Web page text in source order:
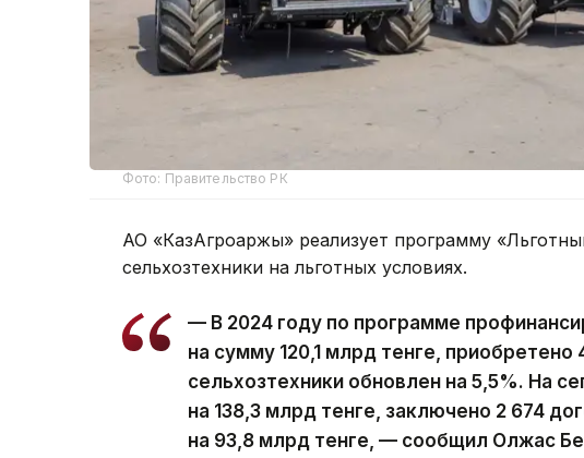
Фото: Правительство РК
АО «КазАгроҚаржы» реализует программу
сельхозтехники на льготных условиях.
— В 2024 году по программе
на сумму 120,1 млрд тенге, приобретено
сельхозтехники обновлен на 5,5%. На
на 138,3 млрд тенге, заключено 2 674
на 93,8 млрд тенге, — сообщил Олжас